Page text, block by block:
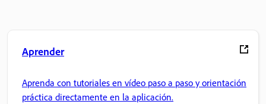
Aprender
Aprenda con tutoriales en vídeo paso a paso y orientación
práctica directamente en la aplicación.